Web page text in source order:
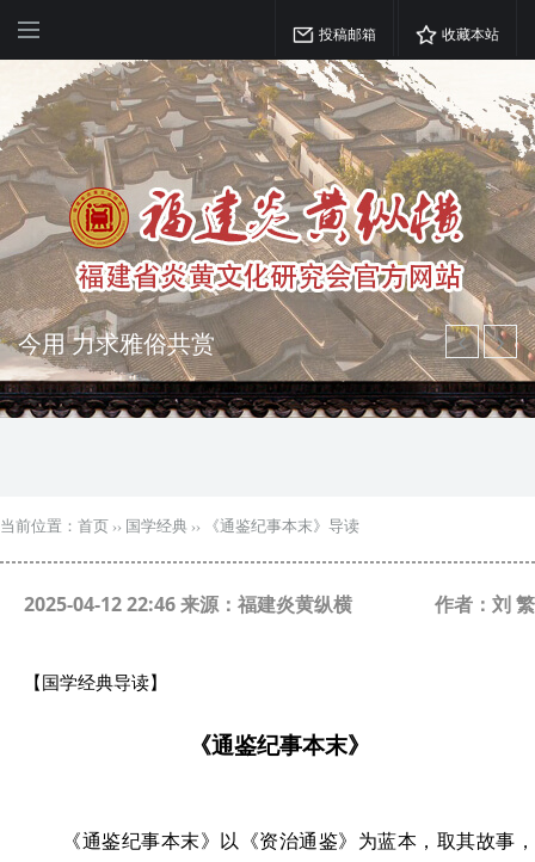
投稿邮箱 收藏本站
弘扬优秀文化 振奋民族精神 介绍民族
瑰宝 宣传中华精英
突出海西特色 报道台港澳侨 坚持古为
当前位置： 首页 ›› 国学经典 ›› 《通鉴纪事本末》导读
2025-04-12 22:46 来源：福建炎黄纵横 作者：刘 繁
【国学经典导读】
《通鉴纪事本末》
《通鉴纪事本末》以《资治通鉴》为蓝本，取其故事，